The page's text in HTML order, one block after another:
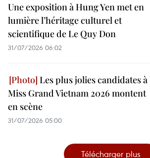
Une exposition à Hung Yen met en
lumière l’héritage culturel et
scientifique de Le Quy Don
31/07/2026 06:02
Les plus jolies candidates à
Miss Grand Vietnam 2026 montent
en scène
31/07/2026 05:00
Télécharger plus